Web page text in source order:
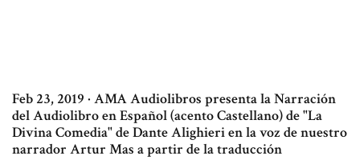
Feb 23, 2019 · AMA Audiolibros presenta la Narración
del Audiolibro en Español (acento Castellano) de "La
Divina Comedia" de Dante Alighieri en la voz de nuestro
narrador Artur Mas a partir de la traducción